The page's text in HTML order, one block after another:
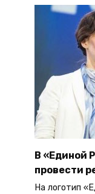
В «Единой
провести
На логотип